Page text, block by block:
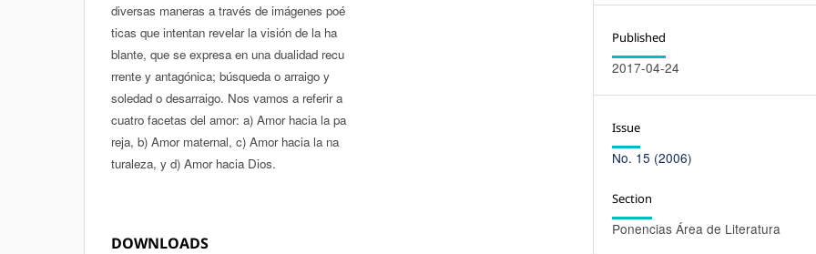
diversas maneras a través de imágenes poé­
ticas que intentan revelar la visión de la ha­
blante, que se expresa en una dualidad recu­
rrente y antagónica; búsqueda o arraigo y
soledad o desarraigo. Nos vamos a referir a
cuatro facetas del amor: a) Amor hacia la pa­
reja, b) Amor maternal, c) Amor hacia la na­
turaleza, y d) Amor hacia Dios.
DOWNLOADS
Published
2017-04-24
Issue
No. 15 (2006)
Section
Ponencias Área de Literatura